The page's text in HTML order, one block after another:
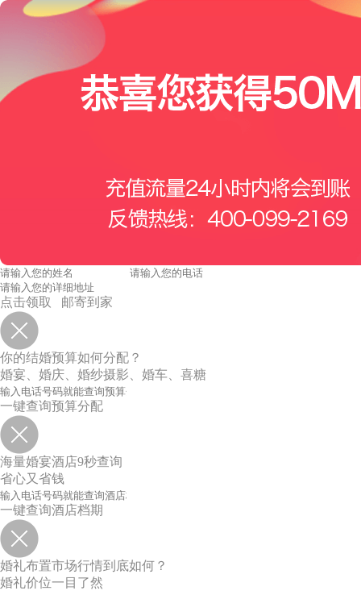
点击领取 邮寄到家
你的结婚预算如何分配？
婚宴、婚庆、婚纱摄影、婚车、喜糖
一键查询预算分配
海量婚宴酒店9秒查询
省心又省钱
一键查询酒店档期
婚礼布置市场行情到底如何？
婚礼价位一目了然